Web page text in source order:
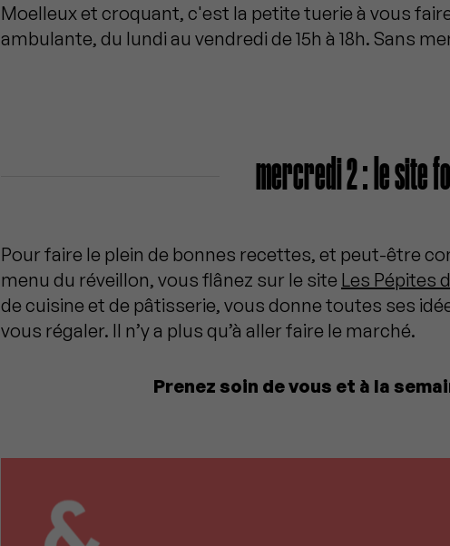
Moelleux et croquant, c'est la petite tuerie à vous
ambulante, du lundi au vendredi de 15h à 18h. Sans
mercredi 2 : le site
Pour faire le plein de bonnes recettes, et peut-être
menu du réveillon, vous flânez sur le site Les Pépites
de cuisine et de pâtisserie, vous donne toutes ses
vous régaler. Il n’y a plus qu’à aller faire le marché.
Prenez soin de vous et à la